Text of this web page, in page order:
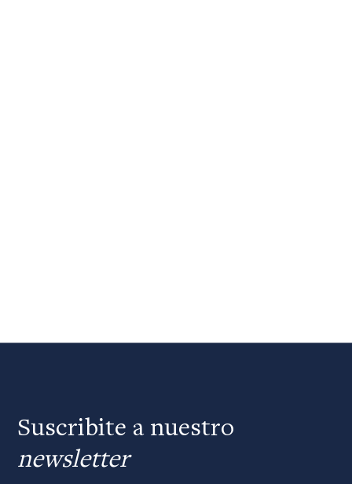
Suscribite a nuestro
newsletter